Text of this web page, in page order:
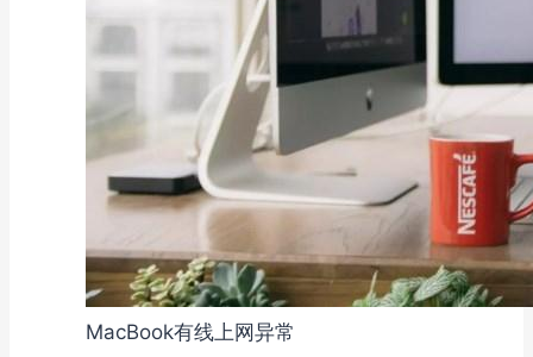
MacBook有线上网异常